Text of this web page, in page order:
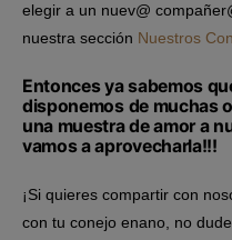
elegir a un nuev@
nuestra sección Nuestros
Entonces ya sabemos
disponemos de muchas
una muestra de amor a
vamos a aprovecharla!!!
¡Si quieres compartir con
con tu conejo enano, no